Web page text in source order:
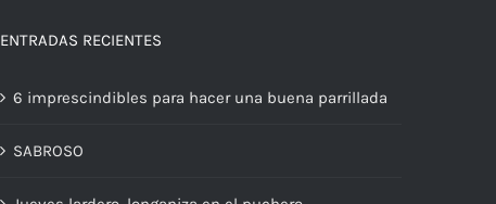
ENTRADAS RECIENTES
6 imprescindibles para hacer una buena parrillada
SABROSO